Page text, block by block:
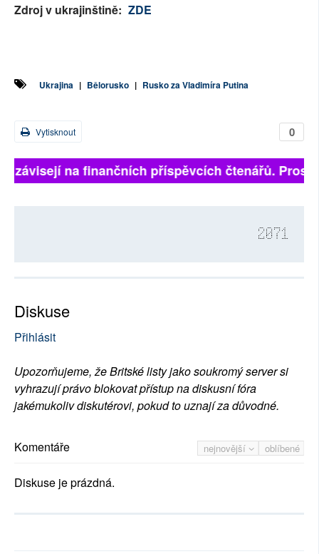
Zdroj v ukrajinštině: ZDE
Ukrajina | Bělorusko | Rusko za Vladimíra Putina
0
Vytisknout
závisejí na finančních příspěvcích čtenářů.
2071
Diskuse
Přihlásit
Upozorňujeme, že Britské listy jako soukromý server si
vyhrazují právo blokovat přístup na diskusní fóra
jakémukoliv diskutérovi, pokud to uznají za důvodné.
nejnovější oblíbené
Komentáře
Diskuse je prázdná.